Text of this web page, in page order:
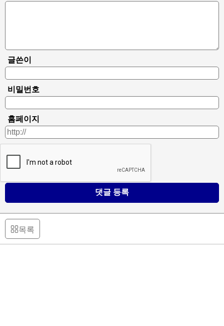
글쓴이
비밀번호
홈페이지
댓글 등록
목록